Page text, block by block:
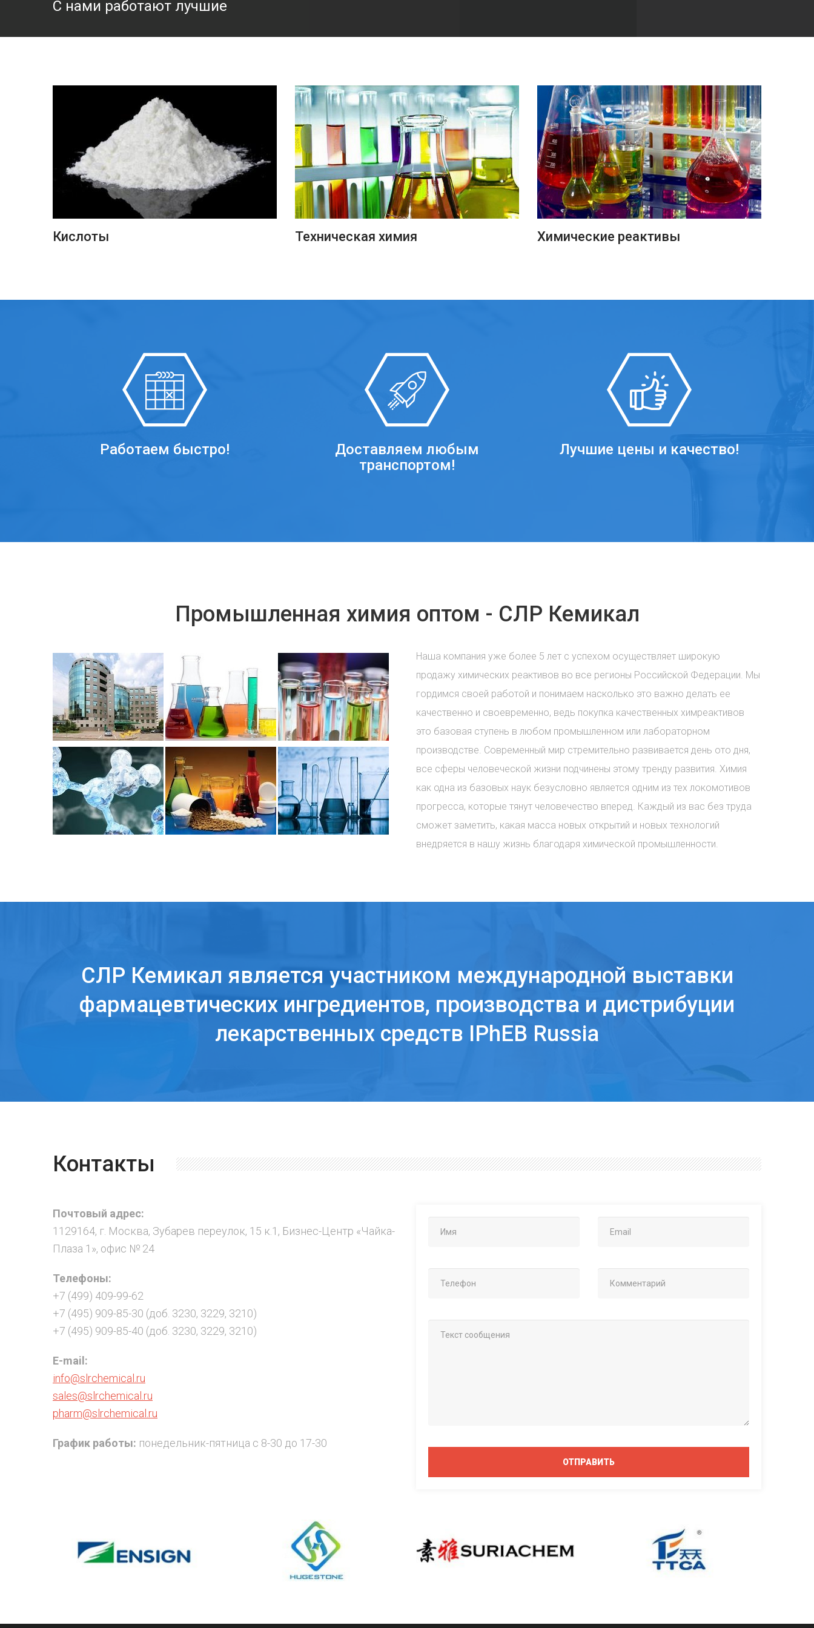
С нами работают лучшие
ПОДРОБНЕЕ
Кислоты
ПОДРОБНЕЕ
Техническая химия
ПОДРОБНЕЕ
Химические реактивы
Работаем быстро!
Доставляем любым
транспортом!
Лучшие цены и качество!
Промышленная химия оптом - СЛР Кемикал
Наша компания уже более 5 лет с успехом осуществляет широкую
продажу химических реактивов во все регионы Российской Федерации. Мы
гордимся своей работой и понимаем насколько это важно делать ее
качественно и своевременно, ведь покупка качественных химреактивов
это базовая ступень в любом промышленном или лабораторном
производстве. Современный мир стремительно развивается день ото дня,
все сферы человеческой жизни подчинены этому тренду развития. Химия
как одна из базовых наук безусловно является одним из тех локомотивов
прогресса, которые тянут человечество вперед. Каждый из вас без труда
сможет заметить, какая масса новых открытий и новых технологий
внедряется в нашу жизнь благодаря химической промышленности.
СЛР Кемикал является участником международной выставки
фармацевтических ингредиентов, производства и дистрибуции
лекарственных средств IPhEB Russia
Контакты
Почтовый адрес:
1129164, г. Москва, Зубарев переулок, 15 к.1, Бизнес-Центр «Чайка-
Плаза 1», офис № 24
Телефоны:
+7 (499) 409-99-62
+7 (495) 909-85-30 (доб. 3230, 3229, 3210)
+7 (495) 909-85-40 (доб. 3230, 3229, 3210)
E-mail:
info@slrchemical.ru
sales@slrchemical.ru
pharm@slrchemical.ru
График работы: понедельник-пятница с 8-30 до 17-30
ОТПРАВИТЬ